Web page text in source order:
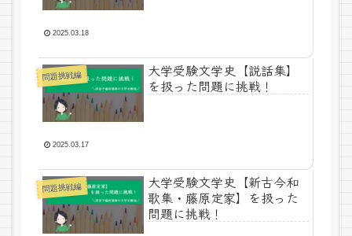
2025.03.18
問題挑戦編
大学受験文学史【説話集】
を扱った問題に挑戦！
2025.03.17
問題挑戦編
大学受験文学史【新古今和
歌集・藤原定家】を扱った
問題に挑戦！